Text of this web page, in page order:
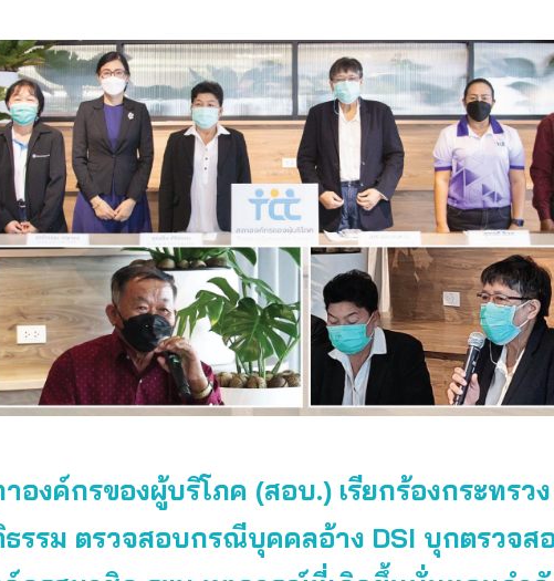
องค์กรของผู้บริโภค (สอบ.) เรียกร้องกระทรวง
ธรรม ตรวจสอบกรณีบุคคลอ้าง DSI บุกตรวจส